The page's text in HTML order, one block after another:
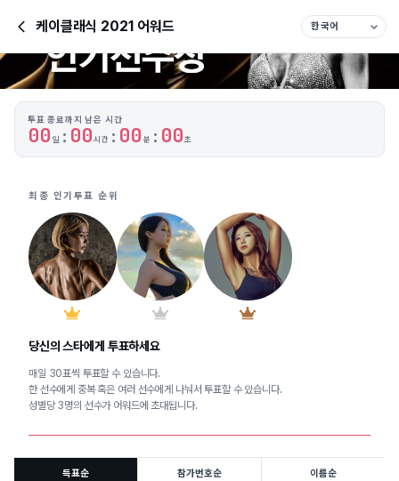
케이클래식 2021 어워드
투표 종료까지 남은 시간
00 일 : 00 시간 : 00 분 : 00 초
최종 인기투표 순위
당신의 스타에게 투표하세요
매일 30표씩 투표할 수 있습니다.
한 선수에게 중복 혹은 여러 선수에게 나눠서 투표할 수 있습니다.
성별당 3명의 선수가 어워드에 초대됩니다.
득표순 참가번호순 이름순